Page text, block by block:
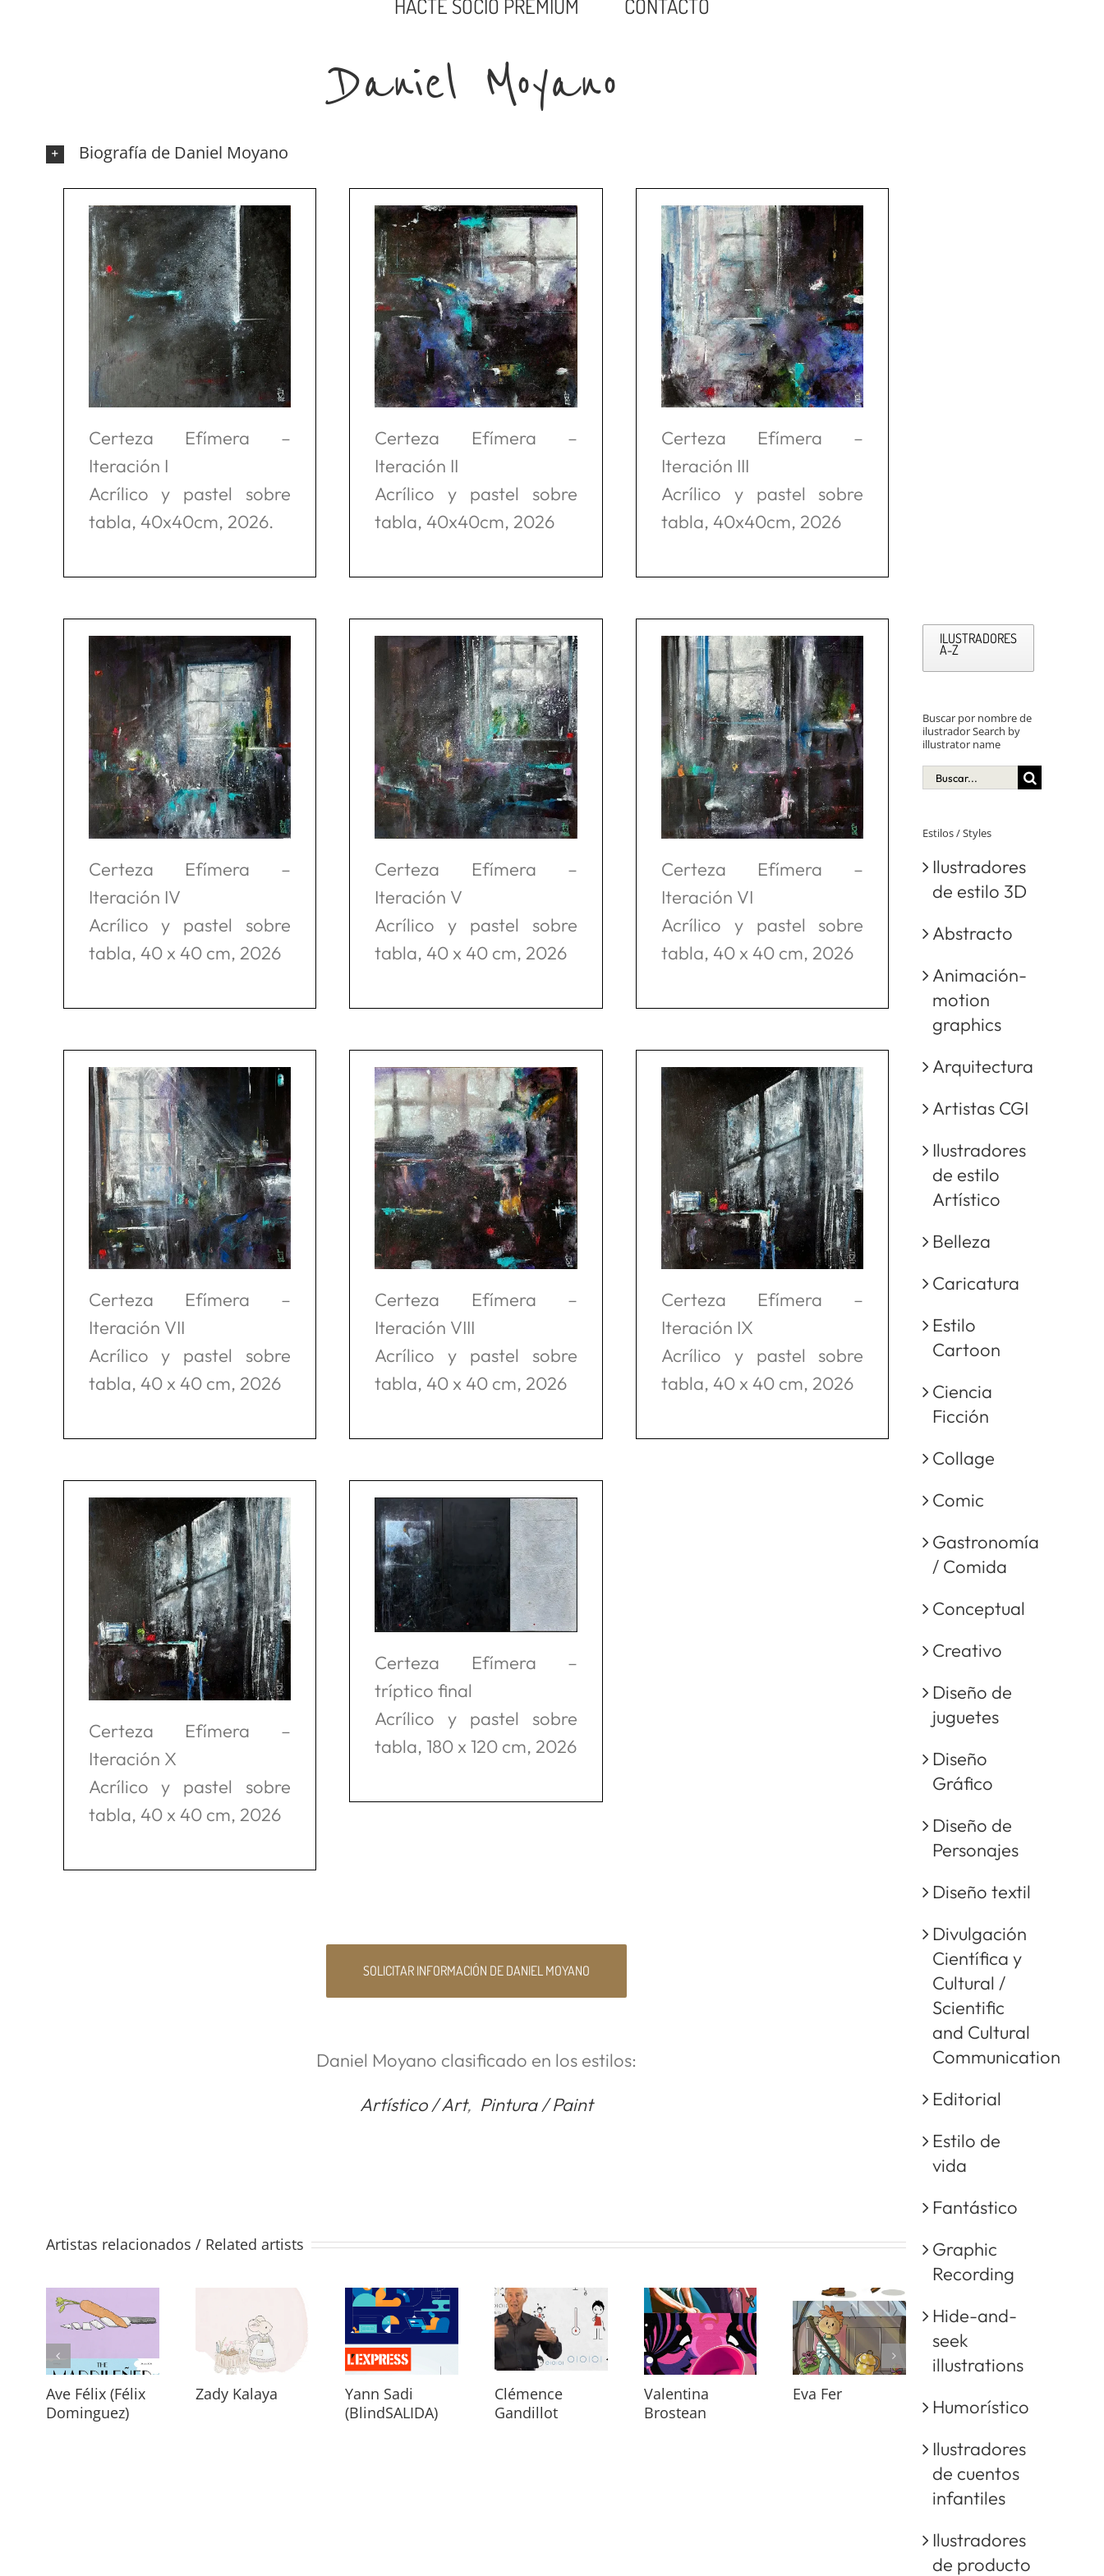
HACTE SOCIO PREMIUM
CONTACTO
Daniel Moyano
Biografía de Daniel Moyano
Certeza Efímera –
Iteración I
Acrílico y pastel sobre
tabla, 40x40cm, 2026.
Certeza Efímera –
Iteración II
Acrílico y pastel sobre
tabla, 40x40cm, 2026
Certeza Efímera –
Iteración III
Acrílico y pastel sobre
tabla, 40x40cm, 2026
Certeza Efímera –
Iteración IV
Acrílico y pastel sobre
tabla, 40 x 40 cm, 2026
Certeza Efímera –
Iteración V
Acrílico y pastel sobre
tabla, 40 x 40 cm, 2026
Certeza Efímera –
Iteración VI
Acrílico y pastel sobre
tabla, 40 x 40 cm, 2026
Certeza Efímera –
Iteración VII
Acrílico y pastel sobre
tabla, 40 x 40 cm, 2026
Certeza Efímera –
Iteración VIII
Acrílico y pastel sobre
tabla, 40 x 40 cm, 2026
Certeza Efímera –
Iteración IX
Acrílico y pastel sobre
tabla, 40 x 40 cm, 2026
Certeza Efímera –
Iteración X
Acrílico y pastel sobre
tabla, 40 x 40 cm, 2026
Certeza Efímera –
tríptico final
Acrílico y pastel sobre
tabla, 180 x 120 cm, 2026
SOLICITAR INFORMACIÓN DE DANIEL MOYANO
Daniel Moyano clasificado en los estilos:
Artístico / Art, Pintura / Paint
Artistas relacionados / Related artists
Ave Félix (Félix
Dominguez)
Zady Kalaya
Yann Sadi
(BlindSALIDA)
Clémence
Gandillot
Valentina
Brostean
Eva Fer
ILUSTRADORES
A-Z
Buscar por nombre de
ilustrador Search by
illustrator name
Buscar:
Estilos / Styles
Ilustradores
de estilo 3D
Abstracto
Animación-
motion
graphics
Arquitectura
Artistas CGI
Ilustradores
de estilo
Artístico
Belleza
Caricatura
Estilo
Cartoon
Ciencia
Ficción
Collage
Comic
Gastronomía
/ Comida
Conceptual
Creativo
Diseño de
juguetes
Diseño
Gráfico
Diseño de
Personajes
Diseño textil
Divulgación
Científica y
Cultural /
Scientific
and Cultural
Communication
Editorial
Estilo de
vida
Fantástico
Graphic
Recording
Hide-and-
seek
illustrations
Humorístico
Ilustradores
de cuentos
infantiles
Ilustradores
de producto